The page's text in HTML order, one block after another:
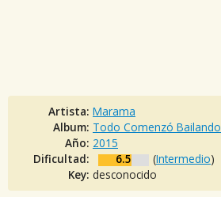
Artista: Marama
Album: Todo Comenzó Bailando
Año: 2015
Dificultad:
6.5 (Intermedio)
Key: desconocido